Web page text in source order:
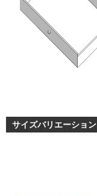
サイズバリエーション